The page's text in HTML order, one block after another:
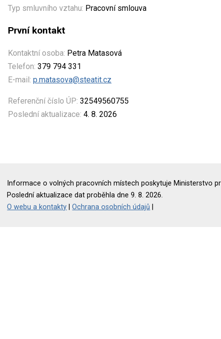
Typ smluvního vztahu: Pracovní smlouva
První kontakt
Kontaktní osoba: Petra Matasová
Telefon: 379 794 331
E-mail: p.matasova@steatit.cz
Referenční číslo ÚP: 32549560755
Poslední aktualizace: 4. 8. 2026
Informace o volných pracovních místech poskytuje Ministerstvo
Poslední aktualizace dat proběhla dne 9. 8. 2026.
O webu a kontakty |Ochrana osobních údajů